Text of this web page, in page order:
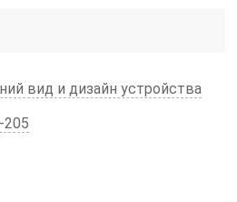
вид и дизайн устройства
205